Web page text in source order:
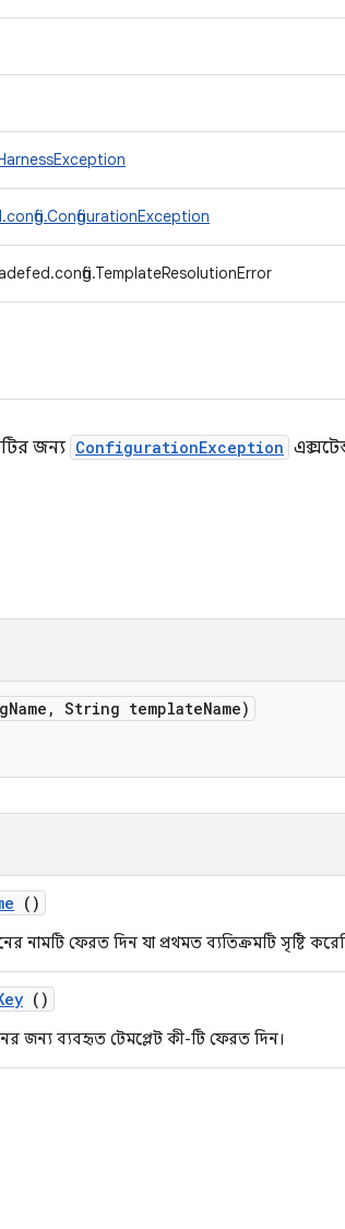
জন্য ConfigurationException
Name , String templateName)
()
নামটি ফেরত দিন যা প্রথমত ব্যতিক্রমটি সৃষ্টি
()
জন্য ব্যবহৃত টেমপ্লেট কী-টি ফেরত দিন।